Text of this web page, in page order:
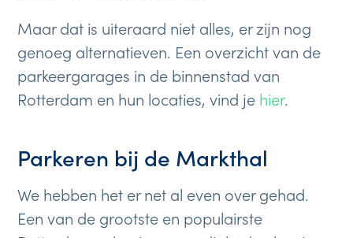
Maar dat is uiteraard niet alles, er zijn nog
genoeg alternatieven. Een overzicht van de
parkeergarages in de binnenstad van
Rotterdam en hun locaties, vind je hier.
Parkeren bij de Markthal
We hebben het er net al even over gehad.
Een van de grootste en populairste